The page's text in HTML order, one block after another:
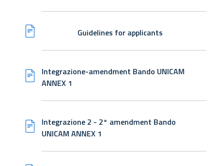
Guidelines for applicants
Integrazione-amendment Bando UNICAM
ANNEX 1
Integrazione 2 - 2° amendment Bando
UNICAM ANNEX 1